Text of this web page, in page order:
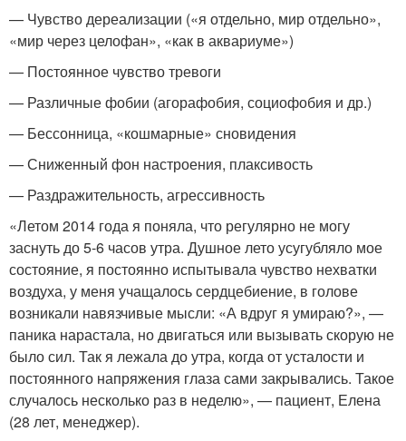
— Чувство дереализации («я отдельно, мир отдельно»,
«мир через целофан», «как в аквариуме»)
— Постоянное чувство тревоги
— Различные фобии (агорафобия, социофобия и др.)
— Бессонница, «кошмарные» сновидения
— Сниженный фон настроения, плаксивость
— Раздражительность, агрессивность
«Летом 2014 года я поняла, что регулярно не могу
заснуть до 5-6 часов утра. Душное лето усугубляло мое
состояние, я постоянно испытывала чувство нехватки
воздуха, у меня учащалось сердцебиение, в голове
возникали навязчивые мысли: «А вдруг я умираю?», —
паника нарастала, но двигаться или вызывать скорую не
было сил. Так я лежала до утра, когда от усталости и
постоянного напряжения глаза сами закрывались. Такое
случалось несколько раз в неделю», — пациент, Елена
(28 лет, менеджер).